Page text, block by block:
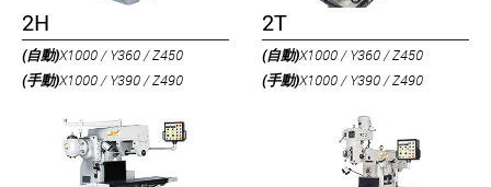
2H
(自動)X1000 / Y360 / Z450
(手動)X1000 / Y390 / Z490
2T
(自動)X1000 / Y360 / Z450
(手動)X1000 / Y390 / Z490